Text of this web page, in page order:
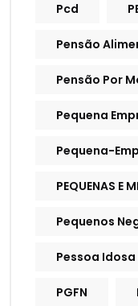
Pcd
Pensão
Pensão Por
Pequena
Pequena-
PEQUENAS E
Pequenos
Pessoa Idosa
PGFN